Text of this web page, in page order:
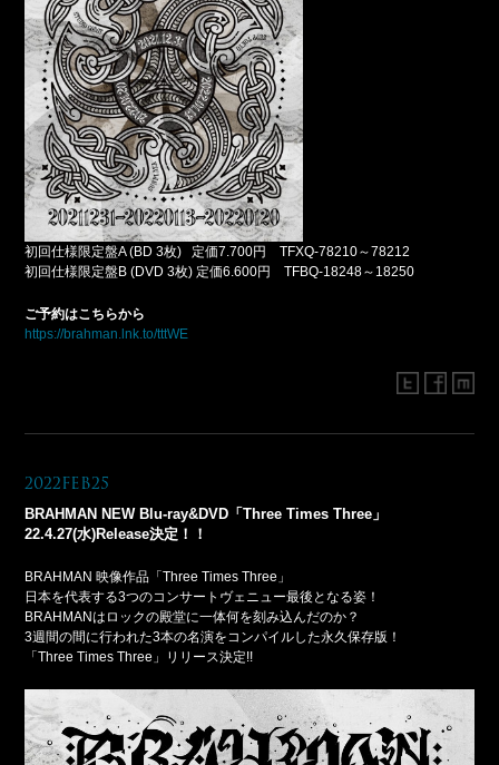
初回仕様限定盤A (BD 3枚) 定価7.700円 TFXQ-78210～78212
初回仕様限定盤B (DVD 3枚) 定価6.600円 TFBQ-18248～18250
ご予約はこちらから
https://brahman.lnk.to/tttWE
2022Feb25
BRAHMAN NEW Blu-ray&DVD「Three Times Three」
22.4.27(水)Release決定！！
BRAHMAN 映像作品「Three Times Three」
日本を代表する3つのコンサートヴェニュー最後となる姿！
BRAHMANはロックの殿堂に一体何を刻み込んだのか？
3週間の間に行われた3本の名演をコンパイルした永久保存版！
「Three Times Three」リリース決定!!